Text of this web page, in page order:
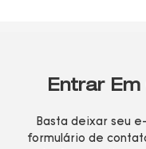
Entrar
Basta deixar seu
formulário de